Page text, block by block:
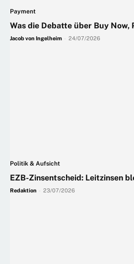
Payment
Was die Debatte über Buy Now,
Jacob von Ingelheim 24/07/2026
Politik & Aufsicht
EZB-Zinsentscheid: Leitzinsen
Redaktion 23/07/2026